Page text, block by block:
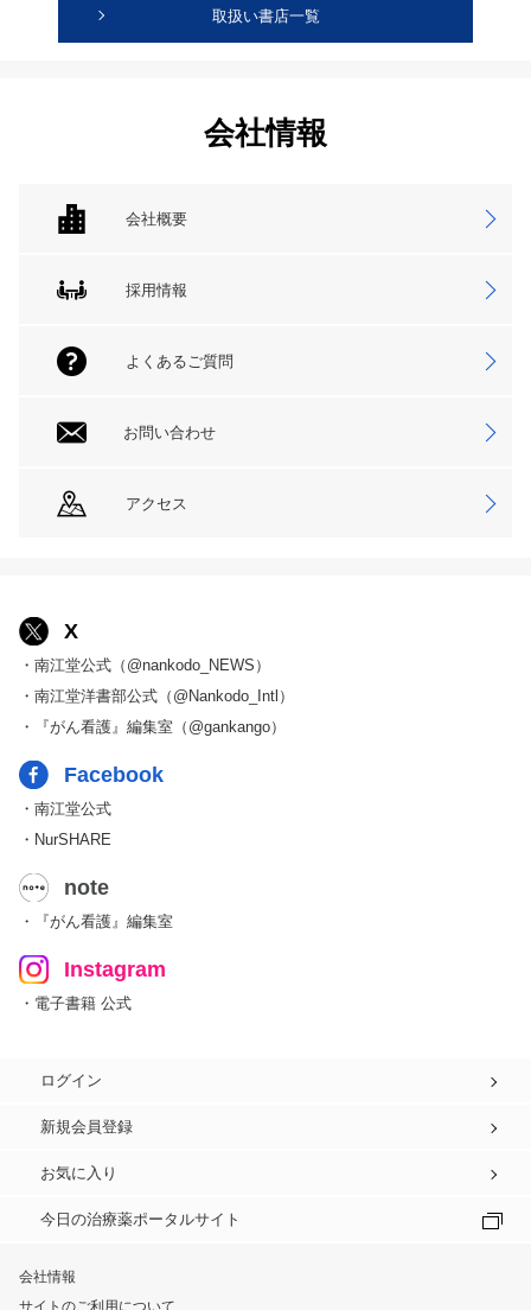
取扱い書店一覧
会社情報
会社概要
採用情報
よくあるご質問
お問い合わせ
アクセス
X
・南江堂公式（@nankodo_NEWS）
・南江堂洋書部公式（@Nankodo_Intl）
・『がん看護』編集室（@gankango）
Facebook
・南江堂公式
・NurSHARE
note
・『がん看護』編集室
Instagram
・電子書籍 公式
ログイン
新規会員登録
お気に入り
今日の治療薬ポータルサイト
会社情報
サイトのご利用について